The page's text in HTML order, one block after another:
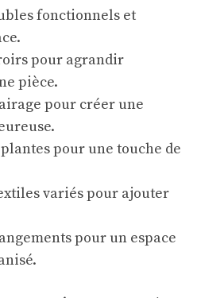
fonctionnels et
pour agrandir
pièce.
pour créer une
pour une touche de
variés pour ajouter
pour un espace